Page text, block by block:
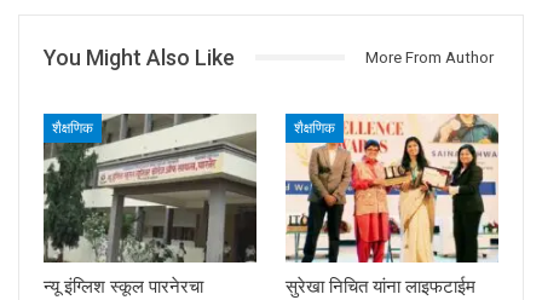
You Might Also Like More From Author
शैक्षणिक
न्यू इंग्लिश स्कूल पारनेरचा
शैक्षणिक
सुरेखा निचित यांना लाइफटाईम